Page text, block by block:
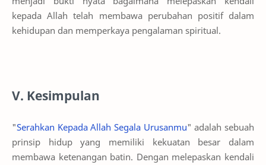
kepada Allah telah membawa perubahan positif dalam
kehidupan dan memperkaya pengalaman spiritual.
V. Kesimpulan
"Serahkan Kepada Allah Segala Urusanmu" adalah sebuah
prinsip hidup yang memiliki kekuatan besar dalam
membawa ketenangan batin. Dengan melepaskan kendali